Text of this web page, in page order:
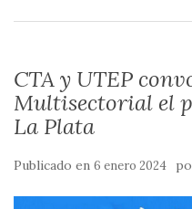
CTA y UTEP
Multisectorial el
La Plata
Publicado en 6 enero 2024